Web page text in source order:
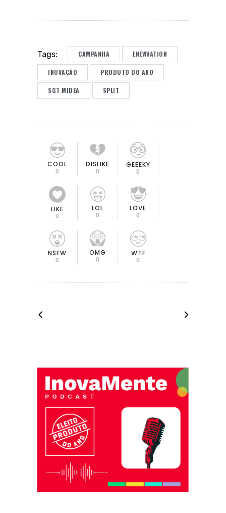
Tags: CAMPANHA ENEWVATION
INOVAÇÃO PRODUTO DO ANO
SGT MIDEA SPLIT
COOL
0
DISLIKE
0
GEEEKY
0
LIKE
0
LOL
0
LOVE
0
NSFW
0
OMG
0
WTF
0